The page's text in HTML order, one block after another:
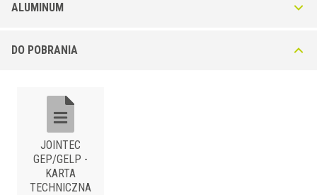
ALUMINUM
wkładka z żywicy prerenowej
37 lub 47 mm. Na życzenie dostępne są wersje żebrowane lub wkładki
gumowe gładkie.
DO POBRANIA
JOINTEC
GEP/GELP -
KARTA
TECHNICZNA